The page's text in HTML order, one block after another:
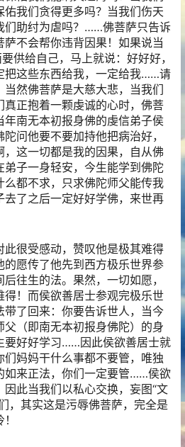
我们贪得更多吗？当我们伤天
们助纣为虐吗？……佛菩萨只告诉
不会帮你违背因果！如果说当
供给自己，马上就说：好好好，
把这些东西给我，一定给我……请
然佛菩萨是大慈大悲，当我们
真正抱着一颗虔诚的心时，佛菩
南无本初报身佛的虔信弟子侯
问他要不要加持他把病治好，
这一切都是我的因果，自从佛
子一身轻安，今生能学到佛陀
么都不求，只求佛陀师父能传我
了之后一定好好学佛，来世再
此很受感动，赞叹他是极其难得
的愿传了他先到西方极乐世界参
往生的法。果然，一切如愿，
！而侯欲善居士参观完极乐世
带了回来：你要告诉世人，当今
（即南无本初报身佛陀）的身
要好好学习……因此侯欲善居士就
妈妈干什么事都不要管，唯独
如来正法，你们一定要管……侯欲
此当我们以私心交换，妄图“文
，其实这是污辱佛菩萨，完全是